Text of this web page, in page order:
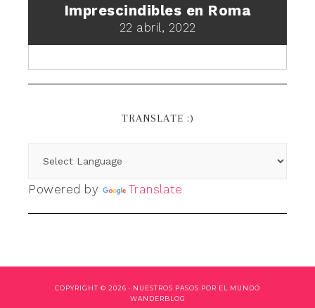
Imprescindibles en Roma
22 abril, 2022
TRANSLATE :)
Powered by Translate
COPYRIGHT © 2026 · NUESTROS PASOS POR EL MUNDO
WANDERBLOG